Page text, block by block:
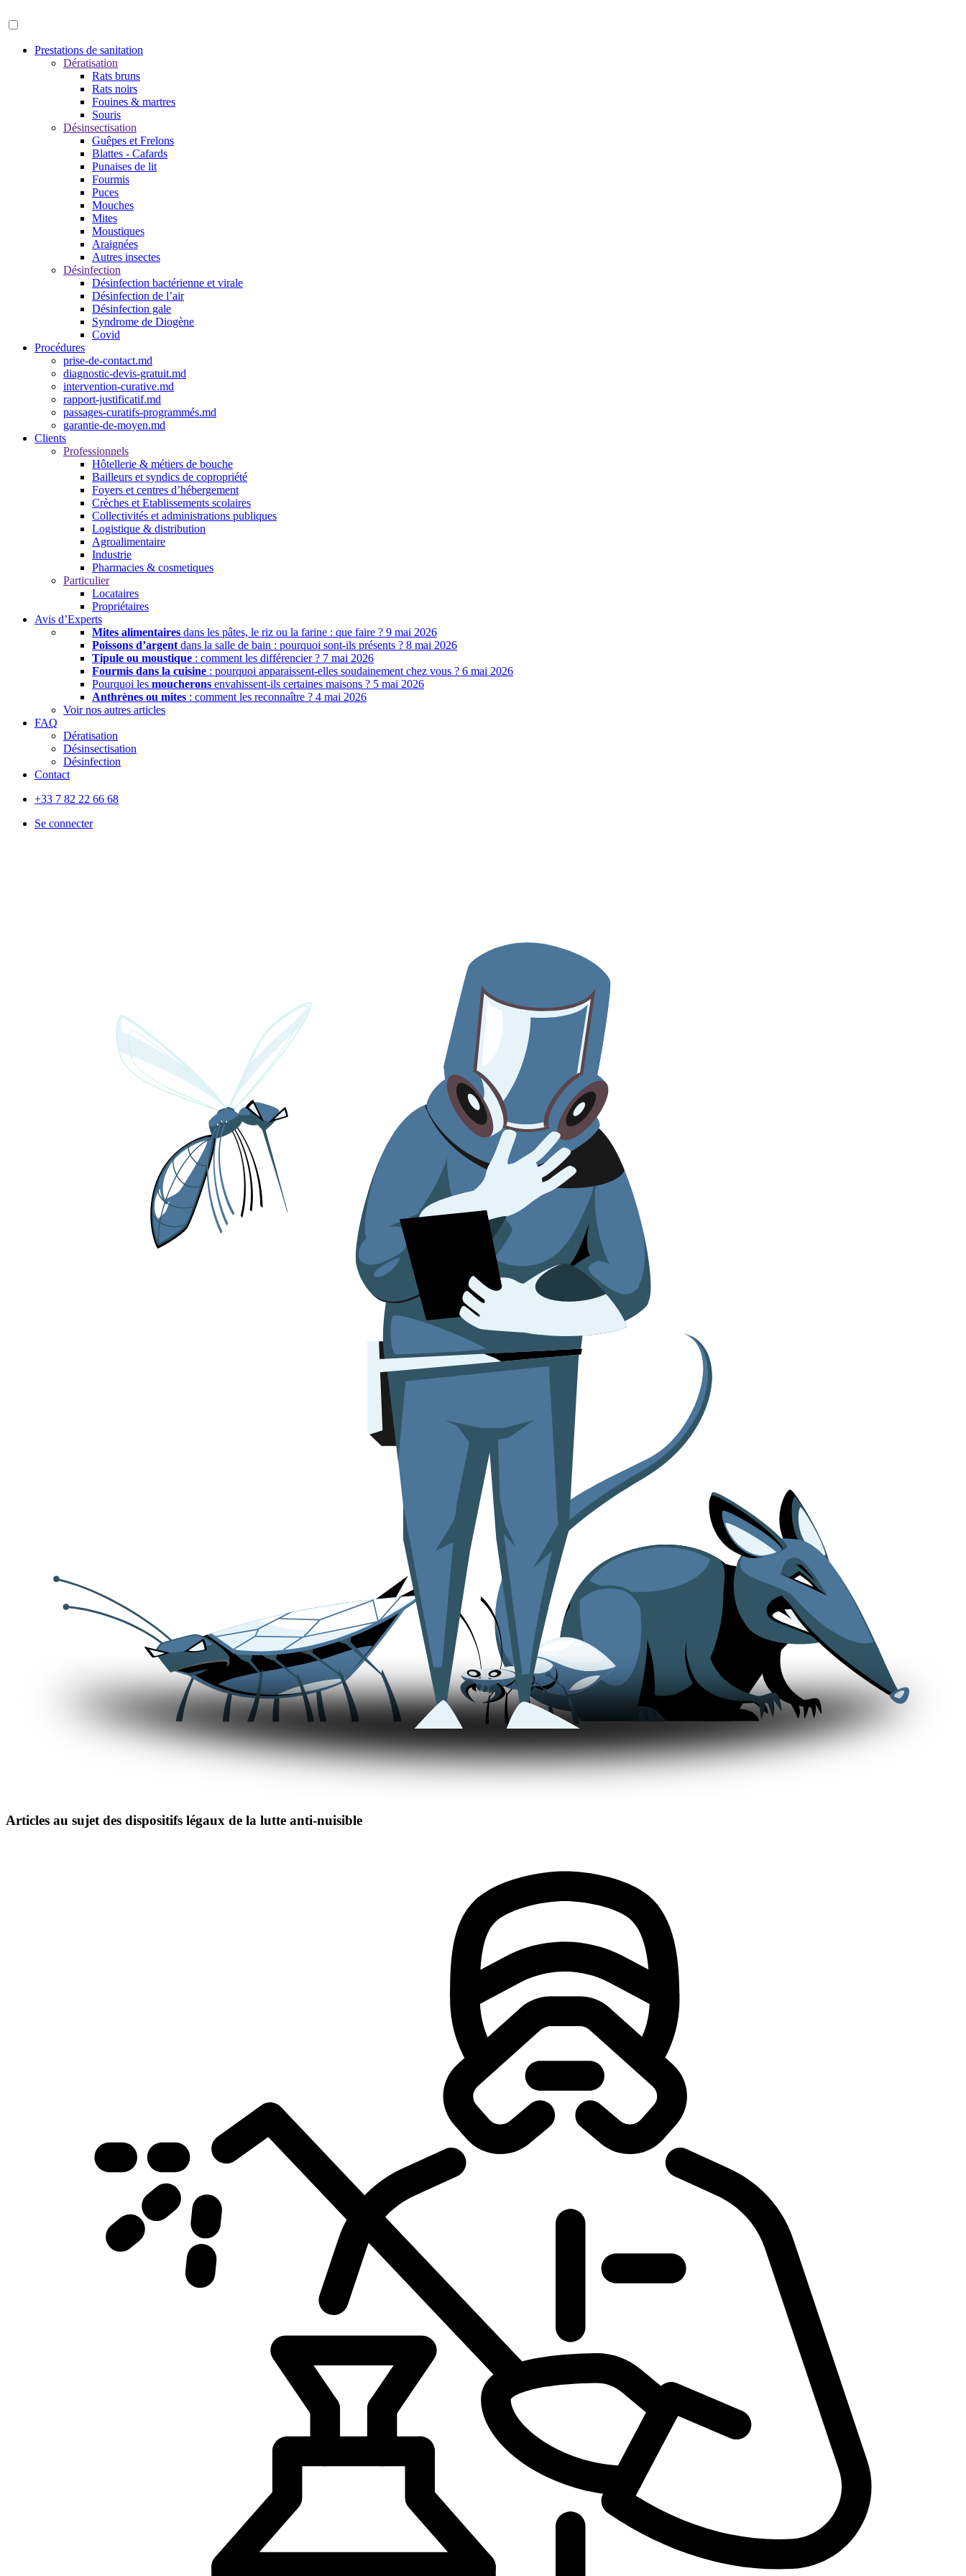
Prestations de sanitation
Dératisation
Rats bruns
Rats noirs
Fouines & martres
Souris
Désinsectisation
Guêpes et Frelons
Blattes - Cafards
Punaises de lit
Fourmis
Puces
Mouches
Mites
Moustiques
Araignées
Autres insectes
Désinfection
Désinfection bactérienne et virale
Désinfection de l’air
Désinfection gale
Syndrome de Diogène
Covid
Procédures
prise-de-contact.md
diagnostic-devis-gratuit.md
intervention-curative.md
rapport-justificatif.md
passages-curatifs-programmés.md
garantie-de-moyen.md
Clients
Professionnels
Hôtellerie & métiers de bouche
Bailleurs et syndics de copropriété
Foyers et centres d’hébergement
Crèches et Etablissements scolaires
Collectivités et administrations publiques
Logistique & distribution
Agroalimentaire
Industrie
Pharmacies & cosmetiques
Particulier
Locataires
Propriétaires
Avis d’Experts
Mites alimentaires dans les pâtes, le riz ou la farine : que faire ? 9 mai 2026
Poissons d’argent dans la salle de bain : pourquoi sont-ils présents ? 8 mai 2026
Tipule ou moustique : comment les différencier ? 7 mai 2026
Fourmis dans la cuisine : pourquoi apparaissent-elles soudainement chez vous ? 6 mai 2026
Pourquoi les moucherons envahissent-ils certaines maisons ? 5 mai 2026
Anthrènes ou mites : comment les reconnaître ? 4 mai 2026
Voir nos autres articles
FAQ
Dératisation
Désinsectisation
Désinfection
Contact
+33 7 82 22 66 68
Se connecter
Articles au sujet des dispositifs légaux de la lutte anti-nuisible